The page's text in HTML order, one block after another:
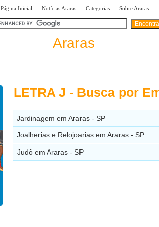
Página Inicial Notícias Araras Categorias Sobre Araras
Araras
LETRA J - Busca por
Jardinagem em Araras - SP
Joalherias e Relojoarias em Araras - SP
Judô em Araras - SP